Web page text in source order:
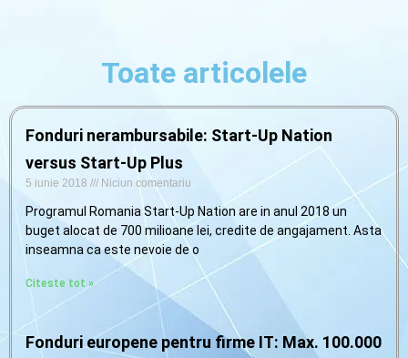
Toate articolele
Fonduri nerambursabile: Start-Up Nation
versus Start-Up Plus
5 iunie 2018 Niciun comentariu
Programul Romania Start-Up Nation are in anul 2018 un
buget alocat de 700 milioane lei, credite de angajament. Asta
inseamna ca este nevoie de o
Citeste tot »
Fonduri europene pentru firme IT: Max. 100.000